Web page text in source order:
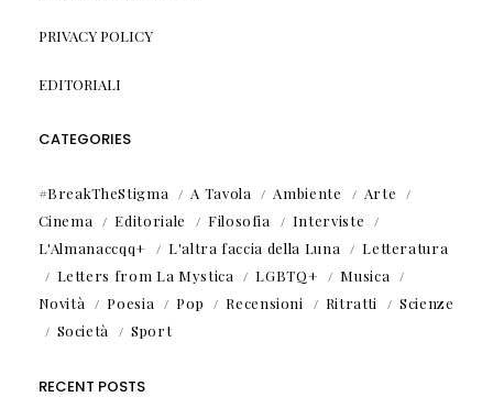
PRIVACY POLICY
EDITORIALI
CATEGORIES
#BreakTheStigma A Tavola Ambiente
Arte
Cinema
Editoriale Filosofia
Interviste
L'Almanaccqq+
L'altra faccia della Luna
Letteratura
Letters from La Mystica
LGBTQ+
Musica
Novità
Poesia Pop Recensioni Ritratti
Scienze
Società
Sport
RECENT POSTS